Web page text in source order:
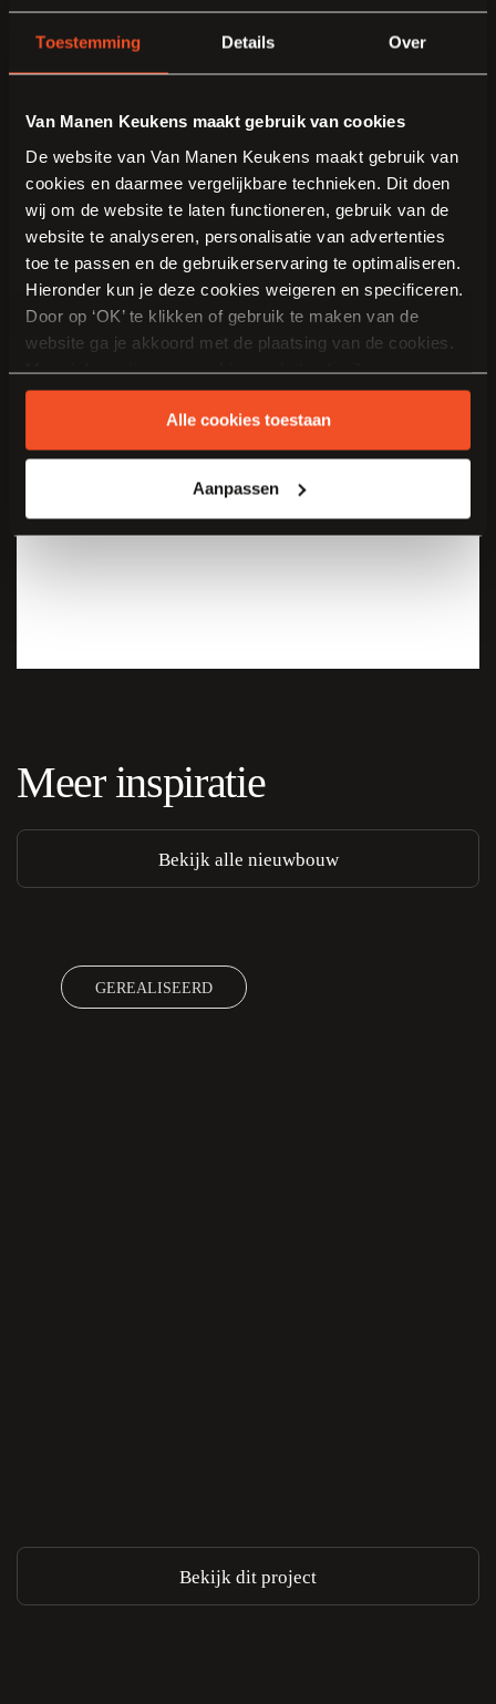
Toestemming Details Over
Van Manen Keukens maakt gebruik van cookies
De website van Van Manen Keukens maakt gebruik van
cookies en daarmee vergelijkbare technieken. Dit doen
wij om de website te laten functioneren, gebruik van de
website te analyseren, personalisatie van advertenties
toe te passen en de gebruikerservaring te optimaliseren.
Hieronder kun je deze cookies weigeren en specificeren.
Door op ‘OK’ te klikken of gebruik te maken van de
website ga je akkoord met de plaatsing van de cookies.
Meer informatie over cookies en het gebruik van
persoonsgegevens door Van Manen Keukens vind je
Alle cookies toestaan
Aanpassen
CWB
Showroom
0342-405363
Meer inspiratie
Bekijk alle nieuwbouw
Bekijk dit project
GEREALISEERD